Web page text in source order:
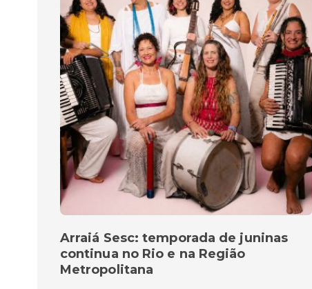
Arraiá Sesc: temporada de juninas
continua no Rio e na Região
Metropolitana